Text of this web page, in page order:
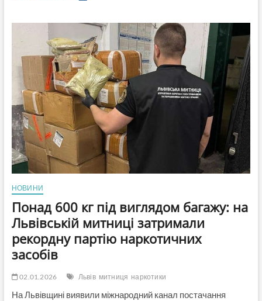
погрози
сім’ям:
Наркосиндикат
«Хімпром»
готував
замахи
на
топкерівників
Нацполіції
НОВИНИ
Понад 600 кг під виглядом багажу: на
Львівській митниці затримали
рекордну партію наркотичних
засобів
02.01.2026 Львів митниця наркотики
На Львівщині виявили міжнародний канал постачання